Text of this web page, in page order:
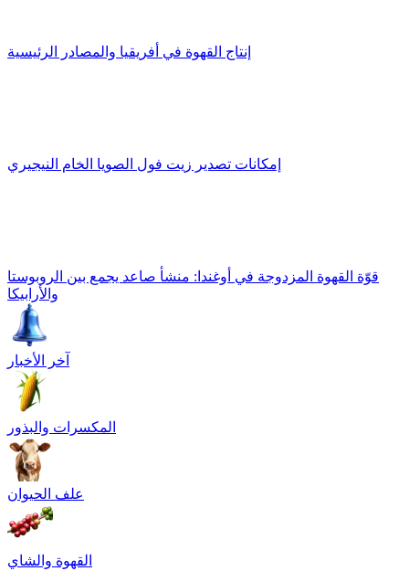
إنتاج القهوة في أفريقيا والمصادر الرئيسية
إمكانات تصدير زيت فول الصويا الخام النيجيري
قوّة القهوة المزدوجة في أوغندا: منشأ صاعد يجمع بين الروبوستا
والأرابيكا
آخر الأخبار
المكسرات والبذور
علف الحيوان
القهوة والشاي